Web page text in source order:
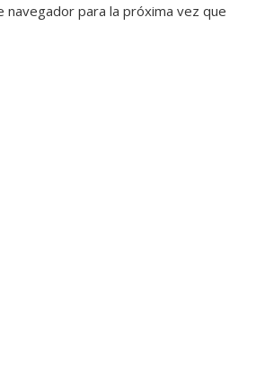
para la próxima vez que